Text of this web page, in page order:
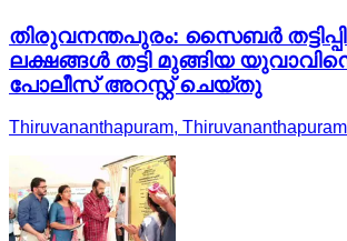
തിരുവനന്തപുരം: സൈബർ
ലക്ഷങ്ങൾ തട്ടി മുങ്ങിയ
പോലീസ് അറസ്റ്റ് ചെയ്തു
Thiruvananthapuram,